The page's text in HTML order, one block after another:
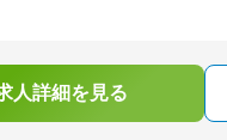
人詳細を見る